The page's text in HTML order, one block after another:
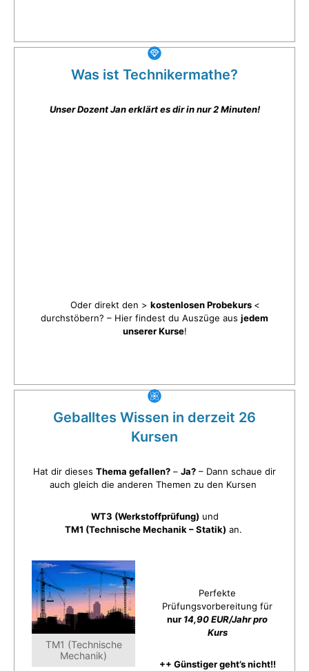
Was ist Technikermathe?
Unser Dozent Jan erklärt es dir in nur 2 Minuten!
Oder direkt den > kostenlosen Probekurs <
durchstöbern? – Hier findest du Auszüge aus jedem
unserer Kurse!
Geballtes Wissen in derzeit 26
Kursen
Hat dir dieses Thema gefallen? – Ja? – Dann schaue dir
auch gleich die anderen Themen zu den Kursen
WT3 (Werkstoffprüfung) und
TM1 (Technische Mechanik – Statik) an.
TM1 (Technische
Mechanik)
Perfekte
Prüfungsvorbereitung für
nur 14,90 EUR/Jahr pro
Kurs
++ Günstiger geht’s nicht!!